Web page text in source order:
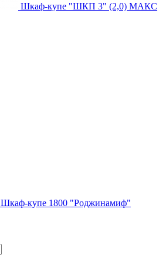
Шкаф-купе "ШКП 3" (2,0) МАКС
Шкаф-купе 1800 "Роджинамиф"